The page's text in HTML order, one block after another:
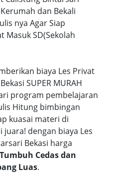
dan Bekali
nya Agar Siap
Masuk SD(Sekolah
biaya Les Privat
SUPER MURAH
program pembelajaran
Hitung bimbingan
kuasai materi di
dengan biaya Les
Bekasi harga
Cedas dan
Luas.